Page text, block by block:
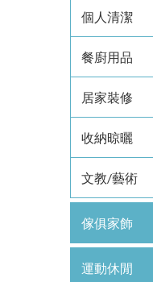
個人清潔
餐廚用品
居家裝修
收納晾曬
文教/藝術
傢俱家飾
運動休閒